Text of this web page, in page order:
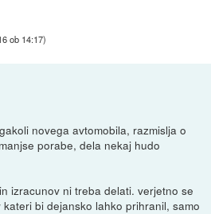
ob 14:17)
novega avtomobila, razmislja o
porabe, dela nekaj hudo
izracunov ni treba delati. verjetno se
bi dejansko lahko prihranil, samo